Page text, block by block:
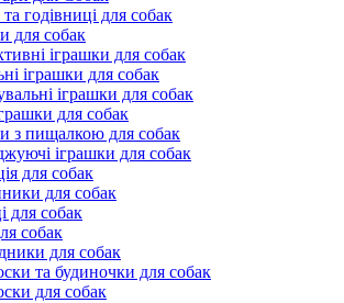
годівниці для собак
для собак
іграшки для собак
іграшки для собак
іграшки для собак
для собак
з пищалкою для собак
іграшки для собак
для собак
для собак
для собак
собак
для собак
та будиночки для собак
для собак